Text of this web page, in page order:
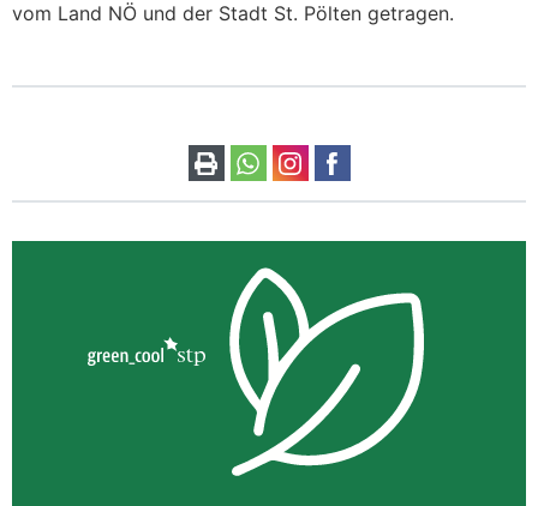
vom Land NÖ und der Stadt St. Pölten getragen.